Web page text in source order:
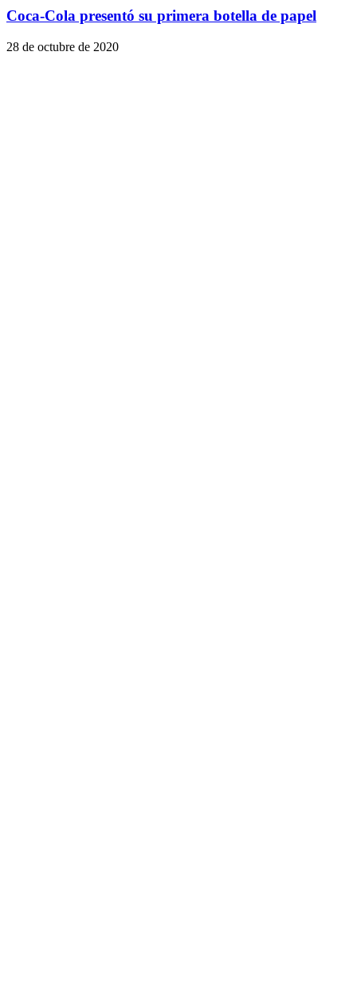
Coca-Cola presentó su primera botella de papel
28 de octubre de 2020